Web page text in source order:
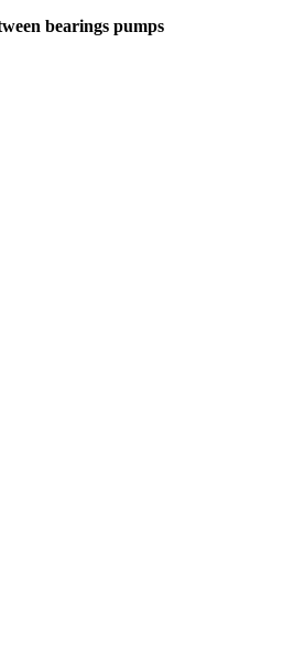
bearings pumps